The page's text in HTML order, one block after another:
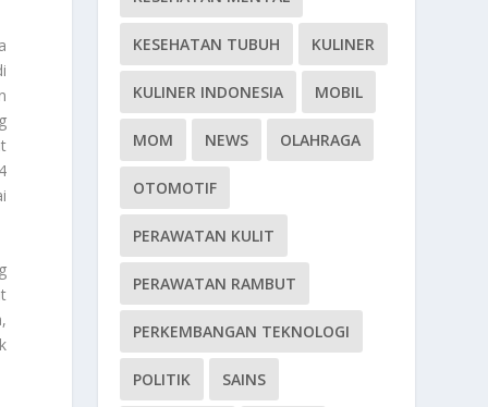
KESEHATAN TUBUH KULINER
KULINER INDONESIA MOBIL
MOM NEWS OLAHRAGA
OTOMOTIF
PERAWATAN KULIT
PERAWATAN RAMBUT
PERKEMBANGAN TEKNOLOGI
POLITIK SAINS